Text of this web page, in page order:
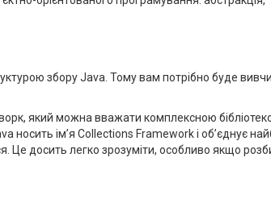
збору Java. Тому вам потрібно буде
який можна вважати комплексною
ім’я Collections Framework і об’єднує
Це досить легко зрозуміти, особливо якщо